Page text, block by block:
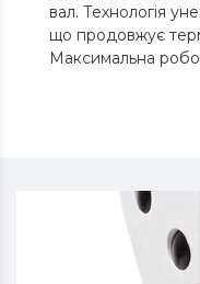
вал. Технологія
що продовжує
Максимальна